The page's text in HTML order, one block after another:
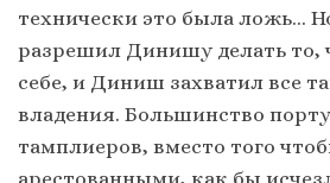
технически это была ложь…
разрешил Динишу делать то,
себе, и Диниш захватил все
владения. Большинство
тамплиеров, вместо того